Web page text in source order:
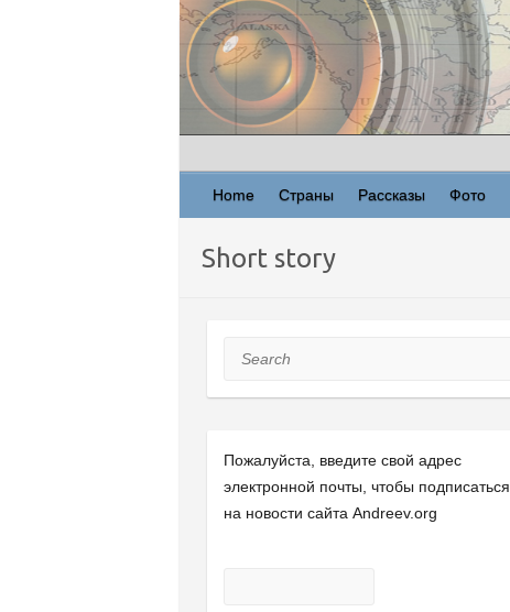
Home Страны Рассказы Фото
Short story
Search
Пожалуйста, введите свой ​​адрес
электронной почты, чтобы подписаться
на новости сайта Andreev.org